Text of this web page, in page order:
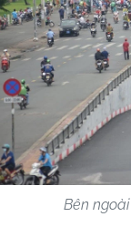
Bên